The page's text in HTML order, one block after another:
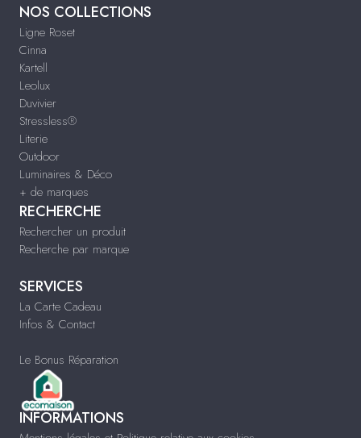
NOS COLLECTIONS
Ligne Roset
Cinna
Kartell
Leolux
Duvivier
Stressless®
Literie
Outdoor
Luminaires & Déco
+ de marques
RECHERCHE
Rechercher un produit
Recherche par marque
SERVICES
La Carte Cadeau
Infos & Contact
Le Bonus Réparation
INFORMATIONS